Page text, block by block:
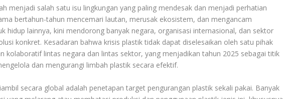
menjadi salah satu isu lingkungan yang paling mendesak dan menjadi perhatian
bertahun-tahun mencemari lautan, merusak ekosistem, dan mengancam
hidup lainnya, kini mendorong banyak negara, organisasi internasional, dan sektor
konkret. Kesadaran bahwa krisis plastik tidak dapat diselesaikan oleh satu pihak
kolaboratif lintas negara dan lintas sektor, yang menjadikan tahun 2025 sebagai titik
dan mengurangi limbah plastik secara efektif.
secara global adalah penetapan target pengurangan plastik sekali pakai. Banyak